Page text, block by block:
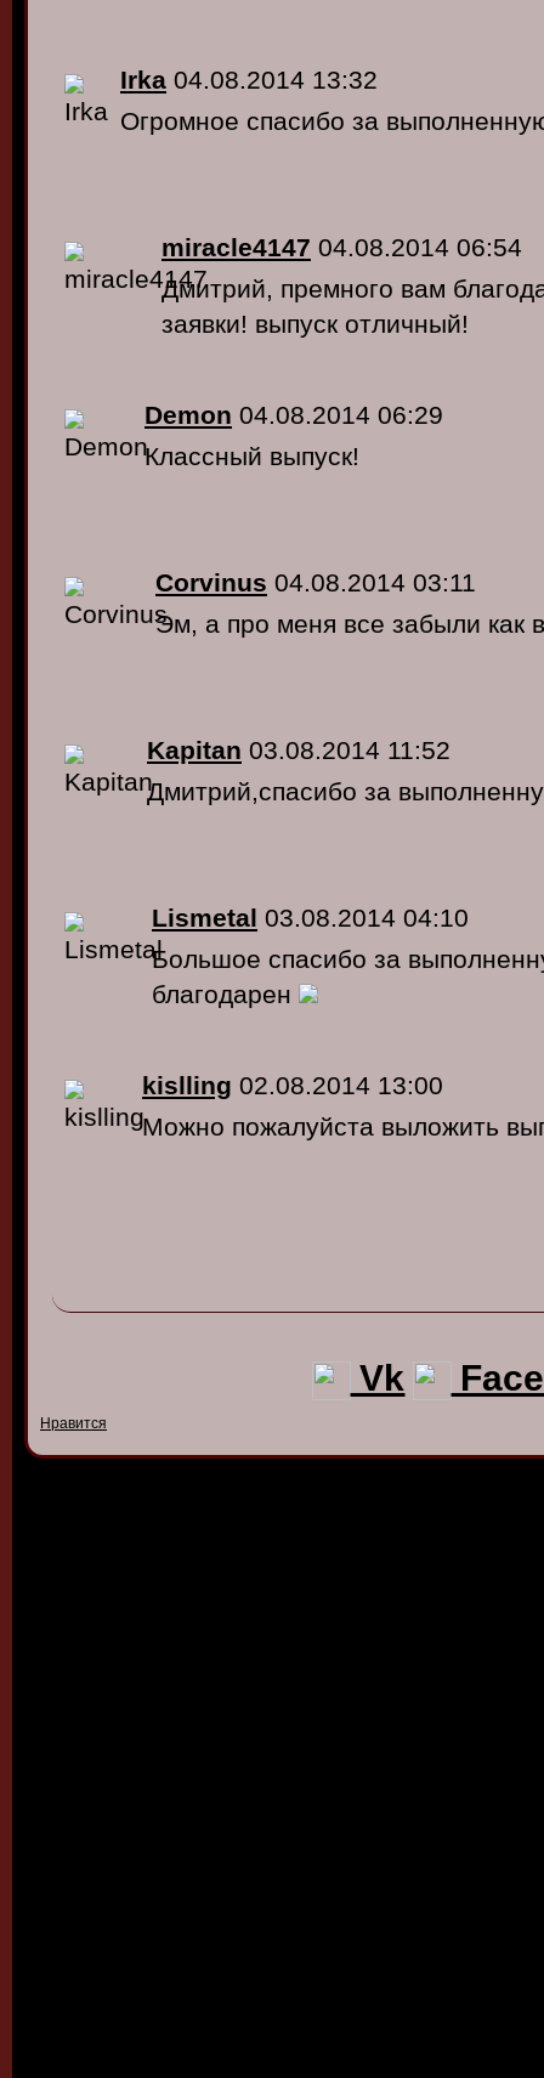
Irka 04.08.2014 13:32
Огромное спасибо за
miracle4147 04.08.2014 06:54
Дмитрий, премного вам
заявки! выпуск отличный!
Demon 04.08.2014 06:29
Классный выпуск!
Corvinus 04.08.2014 03:11
Эм, а про меня все забыли как
Kapitan 03.08.2014 11:52
Дмитрий,спасибо за
Lismetal 03.08.2014 04:10
Большое спасибо за
благодарен
kislling 02.08.2014 13:00
Можно пожалуйста выложить
Vk
Нравится